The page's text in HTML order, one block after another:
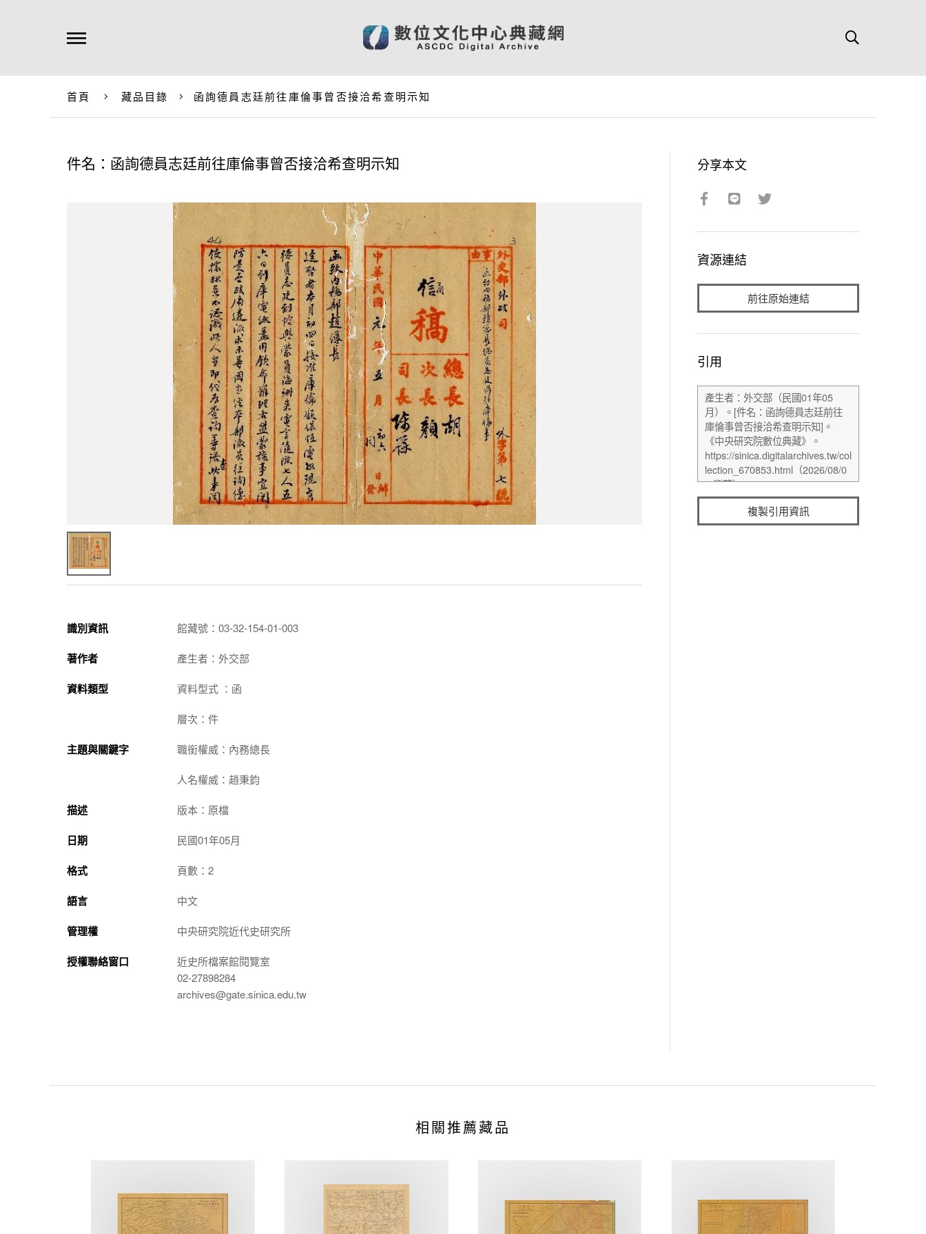
首頁 藏品目錄 函詢德員志廷前往庫倫事曾否接洽希查明示知
件名：函詢德員志廷前往庫倫事曾否接洽希查明示知
識別資訊 館藏號：03-32-154-01-003
著作者 產生者：外交部
資料類型 資料型式 ：函
層次：件
主題與關鍵字 職銜權威：內務總長
人名權威：趙秉鈞
描述 版本：原檔
日期 民國01年05月
格式 頁數：2
語言 中文
管理權 中央研究院近代史研究所
授權聯絡窗口
近史所檔案館閱覽室
02-27898284
archives@gate.sinica.edu.tw
分享本文
資源連結
前往原始連結
引用
複製引用資訊
相關推薦藏品